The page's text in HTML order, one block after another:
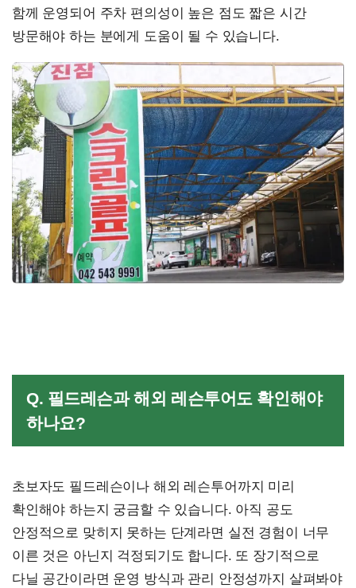
함께 운영되어 주차 편의성이 높은 점도 짧은 시간
방문해야 하는 분에게 도움이 될 수 있습니다.
Q. 필드레슨과 해외 레슨투어도 확인해야
하나요?
초보자도 필드레슨이나 해외 레슨투어까지 미리
확인해야 하는지 궁금할 수 있습니다. 아직 공도
안정적으로 맞히지 못하는 단계라면 실전 경험이 너무
이른 것은 아닌지 걱정되기도 합니다. 또 장기적으로
다닐 공간이라면 운영 방식과 관리 안정성까지 살펴봐야